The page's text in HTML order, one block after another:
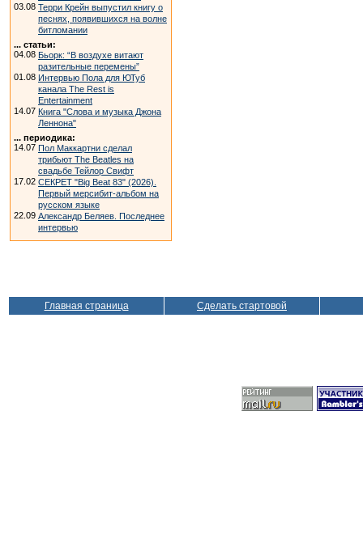
03.08 Терри Крейн выпустил книгу о
песнях, появившихся на волне
битломании
... статьи:
04.08 Бьорк: “В воздухе витают
разительные перемены”
01.08 Интервью Пола для ЮТуб
канала The Rest is
Entertainment
14.07 Книга "Слова и музыка Джона
Леннона"
... периодика:
14.07 Пол Маккартни сделал
трибьют The Beatles на
свадьбе Тейлор Свифт
17.02 СЕКРЕТ "Big Beat 83" (2026).
Первый мерсибит-альбом на
русском языке
22.09 Александр Беляев. Последнее
интервью
Главная страница Сделать стартовой